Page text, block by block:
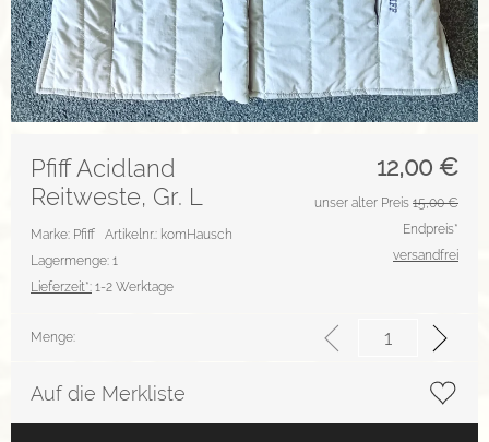
12,00 €
Pfiff Acidland
Reitweste, Gr. L
Marke: Pfiff Artikelnr.: komHausch
Lagermenge: 1
Lieferzeit*: 1-2 Werktage
unser alter Preis 15,00 €
Endpreis*
versandfrei
Menge:
Auf die Merkliste